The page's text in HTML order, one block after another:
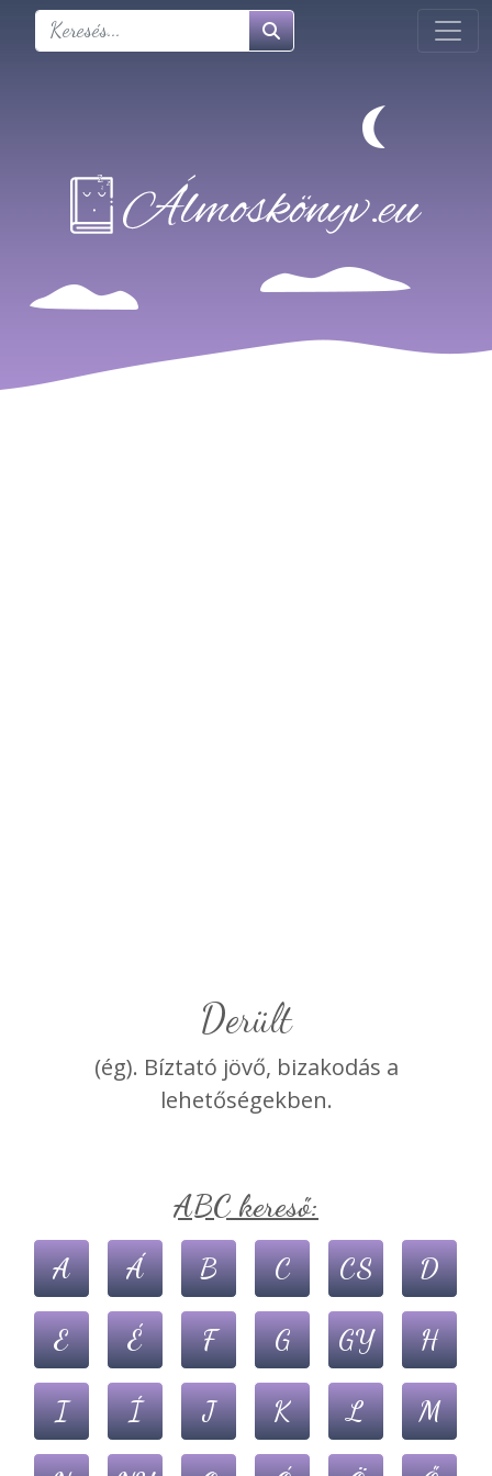
Derült
(ég). Bíztató jövő, bizakodás a
lehetőségekben.
ABC kereső:
A Á B C CS D
E É F G GY H
I Í J K L M